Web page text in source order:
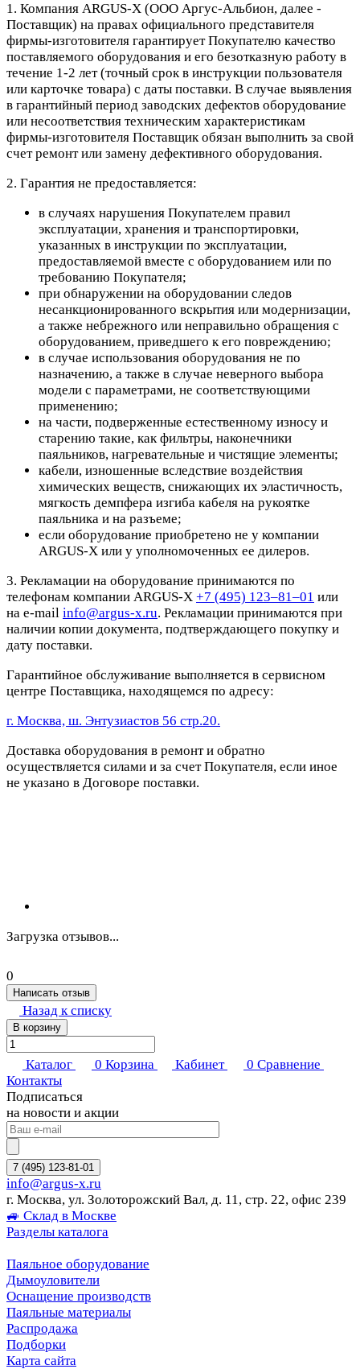
1. Компания ARGUS-X (ООО Аргус-Альбион, далее -
Поставщик) на правах официального представителя
фирмы-изготовителя гарантирует Покупателю качество
поставляемого оборудования и его безотказную работу в
течение 1-2 лет (точный срок в инструкции пользователя
или карточке товара) с даты поставки. В случае выявления
в гарантийный период заводских дефектов оборудование
или несоответствия техническим характеристикам
фирмы-изготовителя Поставщик обязан выполнить за свой
счет ремонт или замену дефективного оборудования.
2. Гарантия не предоставляется:
в случаях нарушения Покупателем правил
эксплуатации, хранения и транспортировки,
указанных в инструкции по эксплуатации,
предоставляемой вместе с оборудованием или по
требованию Покупателя;
при обнаружении на оборудовании следов
несанкционированного вскрытия или модернизации,
а также небрежного или неправильно обращения с
оборудованием, приведшего к его повреждению;
в случае использования оборудования не по
назначению, а также в случае неверного выбора
модели с параметрами, не соответствующими
применению;
на части, подверженные естественному износу и
старению такие, как фильтры, наконечники
паяльников, нагревательные и чистящие элементы;
кабели, изношенные вследствие воздействия
химических веществ, снижающих их эластичность,
мягкость демпфера изгиба кабеля на рукоятке
паяльника и на разъеме;
если оборудование приобретено не у компании
ARGUS-X или у уполномоченных ее дилеров.
3. Рекламации на оборудование принимаются по
телефонам компании ARGUS-X +7 (495) 123–81–01 или
на e-mail info@argus-x.ru. Рекламации принимаются при
наличии копии документа, подтверждающего покупку и
дату поставки.
Гарантийное обслуживание выполняется в сервисном
центре Поставщика, находящемся по адресу:
г. Москва, ш. Энтузиастов 56 стр.20.
Доставка оборудования в ремонт и обратно
осуществляется силами и за счет Покупателя, если иное
не указано в Договоре поставки.
Загрузка отзывов...
0
Написать отзыв
Назад к списку
В корзину
Каталог 0 Корзина Кабинет 0 Сравнение
Контакты
Подписаться
на новости и акции
7 (495) 123-81-01
info@argus-x.ru
г. Москва, ул. Золоторожский Вал, д. 11, стр. 22, офис 239
🚙 Склад в Москве
Разделы каталога
Паяльное оборудование
Дымоуловители
Оснащение производств
Паяльные материалы
Распродажа
Подборки
Карта сайта